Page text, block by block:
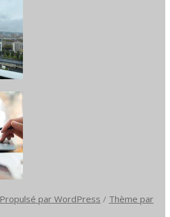
Propulsé par WordPress / Thème par